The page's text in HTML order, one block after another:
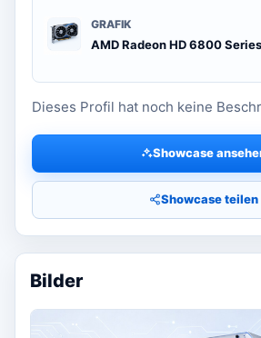
GRAFIK
AMD Radeon HD 6800 Series
Dieses Profil hat noch keine
Showcase
Showcase teilen
Bilder